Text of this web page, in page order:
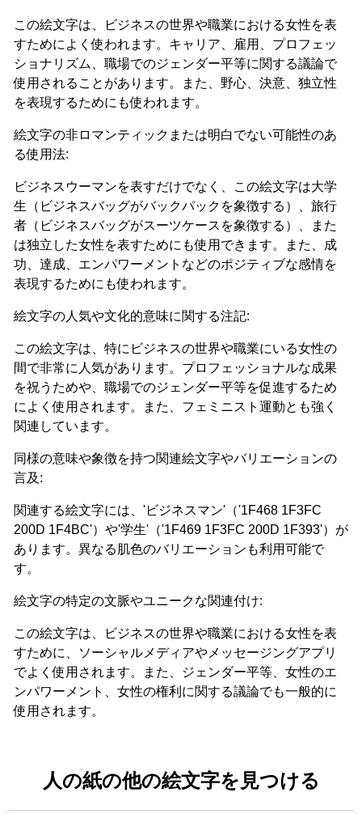
この絵文字は、ビジネスの世界や職業における女性を表
すためによく使われます。キャリア、雇用、プロフェッ
ショナリズム、職場でのジェンダー平等に関する議論で
使用されることがあります。また、野心、決意、独立性
を表現するためにも使われます。
絵文字の非ロマンティックまたは明白でない可能性のあ
る使用法:
ビジネスウーマンを表すだけでなく、この絵文字は大学
生（ビジネスバッグがバックパックを象徴する）、旅行
者（ビジネスバッグがスーツケースを象徴する）、また
は独立した女性を表すためにも使用できます。また、成
功、達成、エンパワーメントなどのポジティブな感情を
表現するためにも使われます。
絵文字の人気や文化的意味に関する注記:
この絵文字は、特にビジネスの世界や職業にいる女性の
間で非常に人気があります。プロフェッショナルな成果
を祝うためや、職場でのジェンダー平等を促進するため
によく使用されます。また、フェミニスト運動とも強く
関連しています。
同様の意味や象徴を持つ関連絵文字やバリエーションの
言及:
関連する絵文字には、'ビジネスマン'（'1F468 1F3FC
200D 1F4BC'）や'学生'（'1F469 1F3FC 200D 1F393'）が
あります。異なる肌色のバリエーションも利用可能で
す。
絵文字の特定の文脈やユニークな関連付け:
この絵文字は、ビジネスの世界や職業における女性を表
すために、ソーシャルメディアやメッセージングアプリ
でよく使用されます。また、ジェンダー平等、女性のエ
ンパワーメント、女性の権利に関する議論でも一般的に
使用されます。
人の紙の他の絵文字を見つける